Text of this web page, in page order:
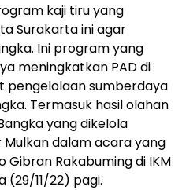
kaji tiru yang
Surakarta ini agar
Ini program yang
meningkatkan PAD di
pengelolaan sumberdaya
Termasuk hasil olahan
yang dikelola
Mulkan dalam acara yang
Gibran Rakabuming di IKM
(29/11/22) pagi.